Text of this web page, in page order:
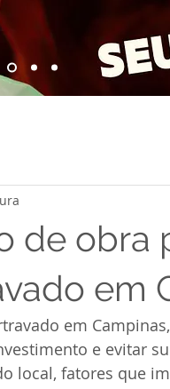
de obra
em
em
e evitar
local, fatores que